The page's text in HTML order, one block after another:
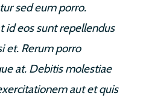
sed eum porro.
id eos sunt repellendus
et. Rerum porro
at. Debitis molestiae
aut et quis